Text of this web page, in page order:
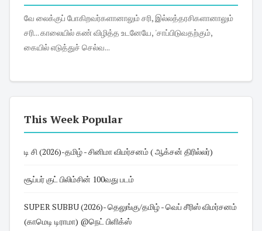
வே லைக்குப் போகிறவர்களானாலும் சரி, இல்லத்தரசிகளானாலும்
சரி... காலையில் கண் விழித்த உடனேயே, 'சாப்பிடுவதற்கும்,
கையில் எடுத்துச் செல்வ...
This Week Popular
டி சி (2026)-தமிழ் - சினிமா விமர்சனம் ( ஆக்சன் திரில்லர்)
சூப்பர் குட் பிலிம்சின் 100வது படம்
SUPER SUBBU (2026)- தெலுங்கு/தமிழ் - வெப் சீரிஸ் விமர்சனம்
(காமெடி டிராமா) @நெட் பிளிக்ஸ்